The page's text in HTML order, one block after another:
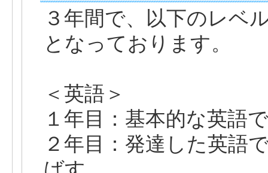
３年間で、以下のレベ
となっております。
＜英語＞
１年目：基本的な英語
２年目：発達した英語